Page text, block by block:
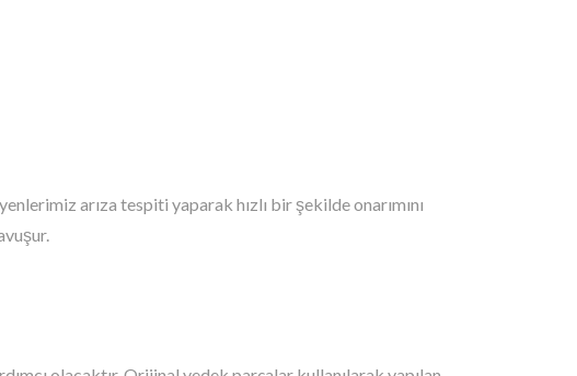
arıza tespiti yaparak hızlı bir şekilde onarımını